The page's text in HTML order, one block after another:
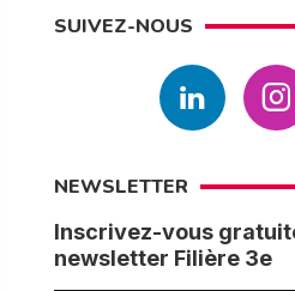
SUIVEZ-NOUS
NEWSLETTER
Inscrivez-vous
newsletter Filière 3e